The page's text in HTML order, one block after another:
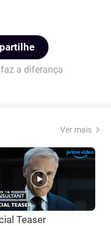
a diferança
Ver mais
Teaser